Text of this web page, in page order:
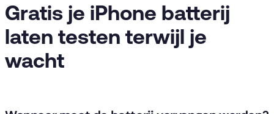
Gratis je iPhone batterij
laten testen terwijl je
wacht